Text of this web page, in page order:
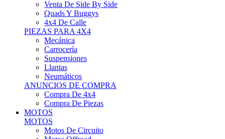
Venta De Side By Side
Quads Y Buggys
4x4 De Calle
PIEZAS PARA 4X4
Mecánica
Carrocería
Suspensiones
Llantas
Neumáticos
ANUNCIOS DE COMPRA
Compra De 4x4
Compra De Piezas
MOTOS
MOTOS
Motos De Circuito